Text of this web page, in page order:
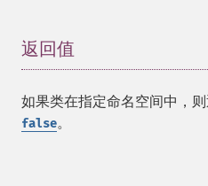
返回值
如果类在指定命名空间中，则
false。